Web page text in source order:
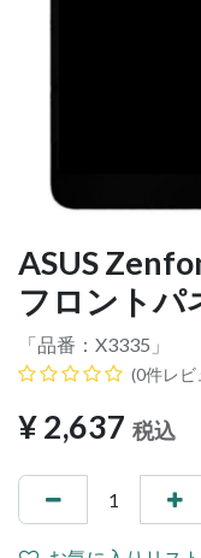
ASUS
フロントパ
「品番： X3335 」
(0件レビ
¥2,637 税込